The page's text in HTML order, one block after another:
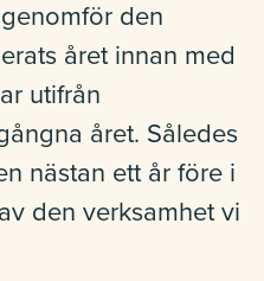
den
året innan med
utifrån
året. Således
nästan ett år före i
den verksamhet vi